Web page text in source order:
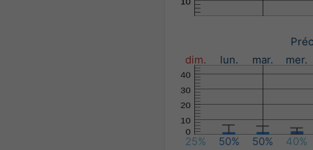
dim.
lun. mar. mer.
25% 50% 50% 40%